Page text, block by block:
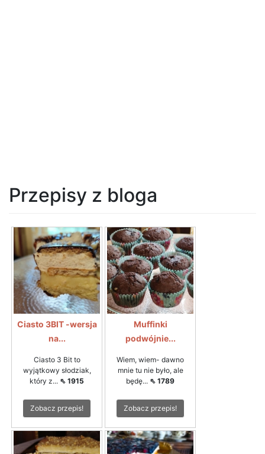
Przepisy z bloga
Ciasto 3BIT -wersja
na...
Ciasto 3 Bit to
wyjątkowy słodziak,
który z... ⇖ 1915
Zobacz przepis!
Muffinki
podwójnie...
Wiem, wiem- dawno
mnie tu nie było, ale
będę... ⇖ 1789
Zobacz przepis!